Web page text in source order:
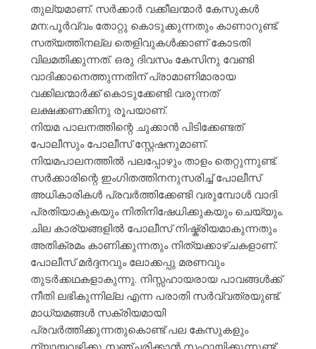
തുല്യമാണ്. സർക്കാർ വക്കീലന്മാർ കേസുകൾ
മന:പൂർവ്വം തോറ്റു കൊടുക്കുന്നതും കാണാറുണ്ട്.
സത്യത്തിനല്ല തെളിവുകൾക്കാണ് കോടതി
വിലമതിക്കുന്നത്. ഒരു ദിവസം കേസിനു വേണ്ടി
വാദിക്കാനെത്തുന്നതിന് പ്രാമാണിമാരായ
വക്കിലന്മാർക്ക് കൊടുക്കേണ്ടി വരുന്നത്
ലക്ഷക്കണക്കിനു രൂപയാണ്.
നിയമ പാലനത്തിന്റെ ചുക്കാൻ പിടിക്കേണ്ടത്
പോലീസും പോലീസ് സ്റ്റേഷനുമാണ്.
നിയമപാലനത്തിൽ പലപ്പോഴും താളം തെറ്റുന്നുണ്ട്.
സർക്കാരിന്റെ ഇംഗിതത്തിനനുസരിച്ച് പോലീസ്
അധികാരികൾ പ്രവർത്തിക്കേണ്ടി വരുമ്പോൾ വാദി
പ്രതിയാകുകയും നിതിനിഷേധിക്കുകയും ചെയ്യും.
ചില കാര്യങ്ങളിൽ പോലീസ് നിഷ്ക്രിയമാകുന്നതും
അതിക്രമം കാണിക്കുന്നതും നിത്യക്കാഴ്ചകളാണ്.
പോലീസ് മർദ്ദനവും ലോക്കപ്പു മരണവും
തുടർക്കഥകളാകുന്നു. നിസ്സഹായരായ പാവങ്ങൾക്ക്
നീതി ലഭികുന്നില്ല എന്ന പരാതി സർവ്വത്രയുണ്ട്.
മാധ്യമങ്ങൾ സക്രിയമായി
പ്രവർത്തിക്കുന്നതുകൊണ്ട് പല കേസുകളും